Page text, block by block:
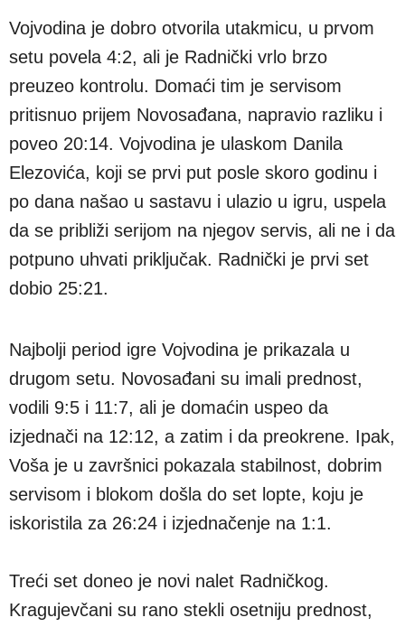
Vojvodina je dobro otvorila utakmicu, u prvom
setu povela 4:2, ali je Radnički vrlo brzo
preuzeo kontrolu. Domaći tim je servisom
pritisnuo prijem Novosađana, napravio razliku i
poveo 20:14. Vojvodina je ulaskom Danila
Elezovića, koji se prvi put posle skoro godinu i
po dana našao u sastavu i ulazio u igru, uspela
da se približi serijom na njegov servis, ali ne i da
potpuno uhvati priključak. Radnički je prvi set
dobio 25:21.
Najbolji period igre Vojvodina je prikazala u
drugom setu. Novosađani su imali prednost,
vodili 9:5 i 11:7, ali je domaćin uspeo da
izjednači na 12:12, a zatim i da preokrene. Ipak,
Voša je u završnici pokazala stabilnost, dobrim
servisom i blokom došla do set lopte, koju je
iskoristila za 26:24 i izjednačenje na 1:1.
Treći set doneo je novi nalet Radničkog.
Kragujevčani su rano stekli osetniju prednost,